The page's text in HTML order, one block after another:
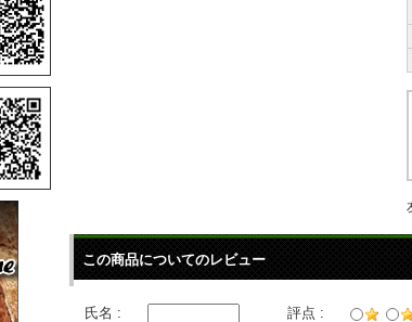
この商品についてのレビュー
氏名 :
評点 :